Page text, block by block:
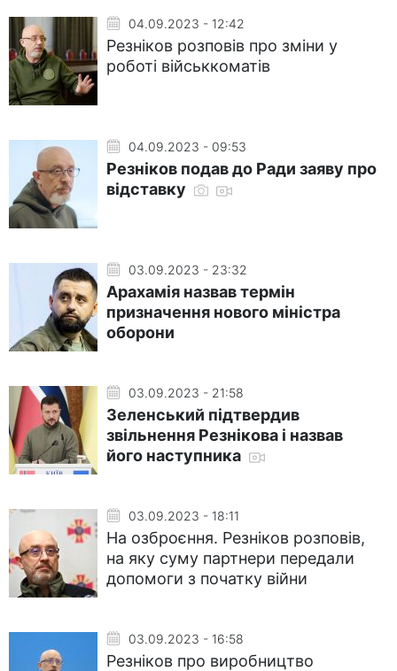
04.09.2023 - 12:42
Резніков розповів про зміни у
роботі військкоматів
04.09.2023 - 09:53
Резніков подав до Ради заяву про
відставку
03.09.2023 - 23:32
Арахамія назвав термін
призначення нового міністра
оборони
03.09.2023 - 21:58
Зеленський підтвердив
звільнення Резнікова і назвав
його наступника
03.09.2023 - 18:11
На озброєння. Резніков розповів,
на яку суму партнери передали
допомоги з початку війни
03.09.2023 - 16:58
Резніков про виробництво